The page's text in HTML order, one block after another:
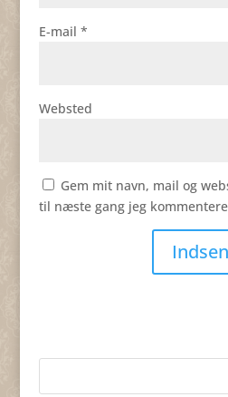
E-mail *
Websted
Gem mit navn, mail og
til næste gang jeg